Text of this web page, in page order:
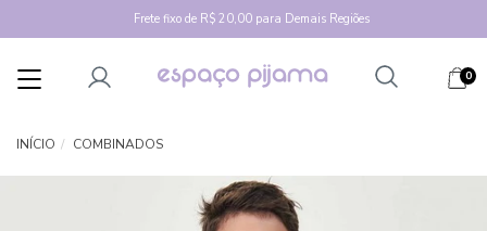
Frete fixo de R$ 20,00 para Demais Regiões
Mudar
0
INÍCIO COMBINADOS